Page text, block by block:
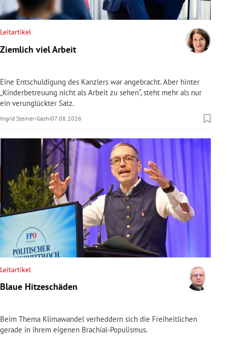
Leitartikel
Ziemlich viel Arbeit
Eine Entschuldigung des Kanzlers war angebracht. Aber hinter
„Kinderbetreuung nicht als Arbeit zu sehen“, steht mehr als nur
ein verunglückter Satz.
Ingrid Steiner-Gashi07.08.2026
Leitartikel
Blaue Hitzeschäden
Beim Thema Klimawandel verheddern sich die Freiheitlichen
gerade in ihrem eigenen Brachial-Populismus.